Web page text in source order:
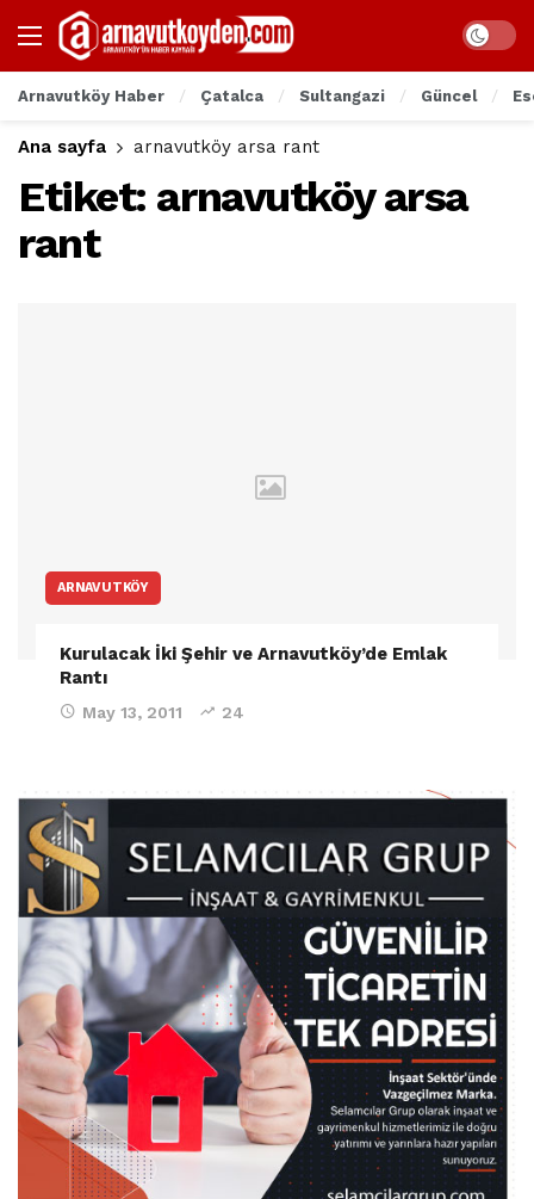
Arnavutköy Haber Çatalca Sultangazi Güncel
Ana sayfa arnavutköy arsa rant
Etiket: arnavutköy arsa
rant
ARNAVUTKÖY
Kurulacak İki Şehir ve Arnavutköy’de Emlak
Rantı
May 13, 2011 24